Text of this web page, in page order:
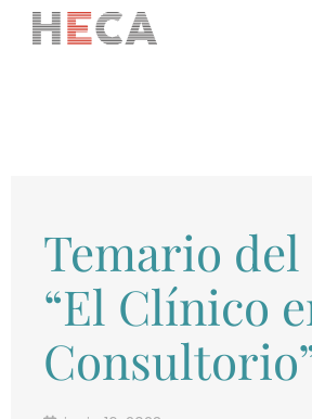
Temario
“El Clínico